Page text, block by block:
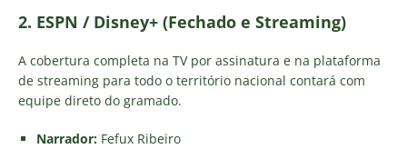
2. ESPN / Disney+ (Fechado e Streaming)
A cobertura completa na TV por assinatura e na plataforma
de streaming para todo o território nacional contará com
equipe direto do gramado.
Narrador: Fefux Ribeiro